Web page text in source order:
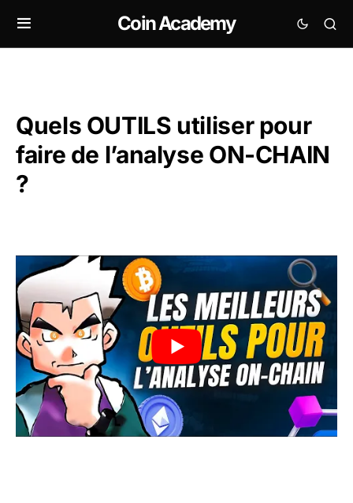
Coin Academy
Quels OUTILS utiliser pour
faire de l’analyse ON-CHAIN
?